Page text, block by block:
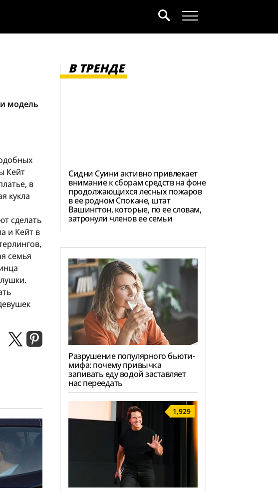
модель
Кейт
в
кукла
сделать
и Кейт в
семья
В ТРЕНДЕ
Сидни Суини активно привлекает
внимание к сборам средств на фоне
продолжающихся лесных пожаров
в ее родном Спокане, штат
Вашингтон, которые, по ее словам,
затронули членов ее семьи
Разрушение популярного бьюти-
мифа: почему привычка
запивать еду водой заставляет
нас переедать
1,929